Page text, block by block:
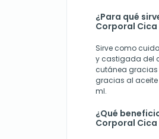
¿Para qué
Corporal Cica
Sirve como
y castigada del
cutánea gracias
gracias al aceite
ml.
¿Qué
Corporal Cica